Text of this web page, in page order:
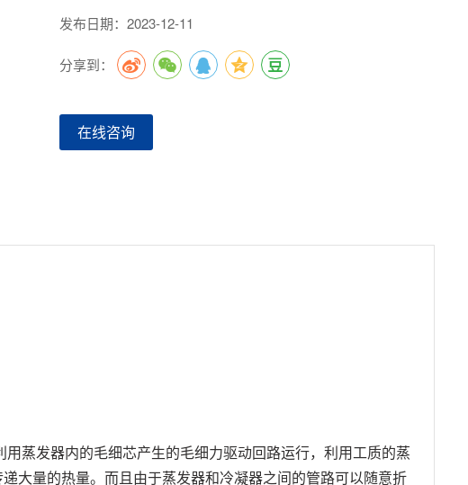
发布日期：2023-12-11
分享到：
在线咨询
蒸发器内的毛细芯产生的毛细力驱动回路运行，利用工质的蒸
大量的热量。而且由于蒸发器和冷凝器之间的管路可以随意折